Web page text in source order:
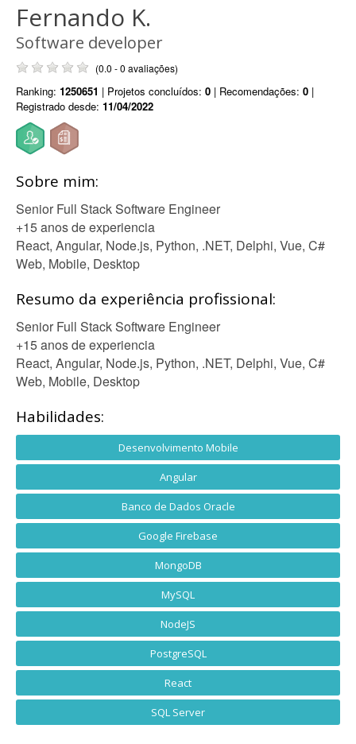
Fernando K.
Software developer
(0.0 - 0 avaliações)
Ranking: 1250651 | Projetos concluídos: 0 | Recomendações: 0 |
Registrado desde: 11/04/2022
Sobre mim:
Senior Full Stack Software Engineer
+15 anos de experiencia
React, Angular, Node.js, Python, .NET, Delphi, Vue, C#
Web, Mobile, Desktop
Resumo da experiência profissional:
Senior Full Stack Software Engineer
+15 anos de experiencia
React, Angular, Node.js, Python, .NET, Delphi, Vue, C#
Web, Mobile, Desktop
Habilidades:
Desenvolvimento Mobile
Angular
Banco de Dados Oracle
Google Firebase
MongoDB
MySQL
NodeJS
PostgreSQL
React
SQL Server